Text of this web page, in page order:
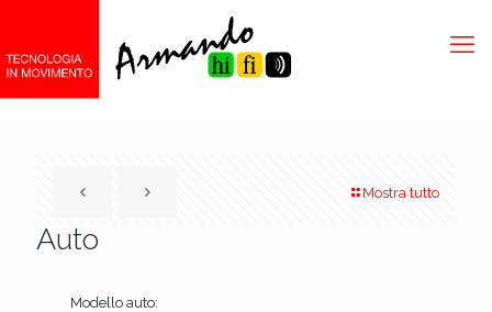
Mostra tutto
Auto
Modello auto: